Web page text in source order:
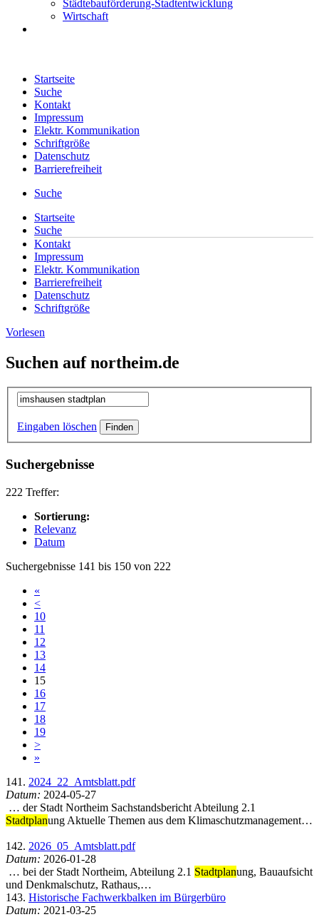
Städtebauförderung-Stadtentwicklung
Wirtschaft
Startseite
Suche
Kontakt
Impressum
Elektr. Kommunikation
Schriftgröße
Datenschutz
Barrierefreiheit
Suche
Startseite
Suche
Kontakt
Impressum
Elektr. Kommunikation
Barrierefreiheit
Datenschutz
Schriftgröße
Vorlesen
Suchen auf northeim.de
Eingaben löschen
Suchergebnisse
222 Treffer:
Sortierung:
Relevanz
Datum
Suchergebnisse 141 bis 150 von 222
«
<
10
11
12
13
14
15
16
17
18
19
>
»
141. 2024_22_Amtsblatt.pdf
Datum: 2024-05-27
… der Stadt Northeim Sachstandsbericht Abteilung 2.1
Stadtplanung Aktuelle Themen aus dem Klimaschutzmanagement…
142. 2026_05_Amtsblatt.pdf
Datum: 2026-01-28
… bei der Stadt Northeim, Abteilung 2.1 Stadtplanung, Bauaufsicht
und Denkmalschutz, Rathaus,…
143. Historische Fachwerkbalken im Bürgerbüro
Datum: 2021-03-25